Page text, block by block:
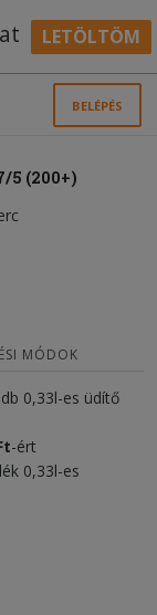
LETÖLTÖM
BELÉPÉS
5 (200+)
MÓDOK
0,33l-es üdítő
-ért
0,33l-es